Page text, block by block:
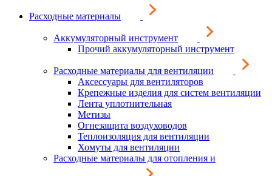
Расходные материалы
Аккумуляторный инструмент
Прочий аккумуляторный инструмент
Расходные материалы для вентиляции
Аксессуары для вентиляторов
Крепежные изделия для систем вентиляции
Лента уплотнительная
Метизы
Огнезащита воздуховодов
Теплоизоляция для вентиляции
Хомуты для вентиляции
Расходные материалы для отопления и